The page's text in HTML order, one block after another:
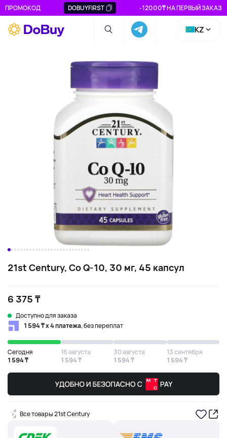
ПРОМОКОД DOBUYFIRST -12000₸ НА ПЕРВЫЙ ЗАКАЗ
KZ
21st Century, Co Q-10, 30 мг, 45 капсул
6 375 ₸
Доступно для заказа
1 594 ₸ х 4 платежа, без переплат
Сегодня
1 594 ₸
16 августа
1 594 ₸
30 августа
1 594 ₸
13 сентября
1 594 ₸
Все товары 21st Century